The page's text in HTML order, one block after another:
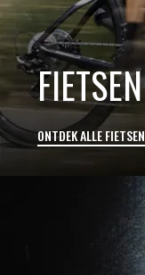
ONTDEK ALLE FIETSEN
FIETSEN